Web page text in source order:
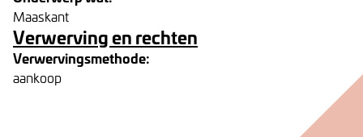
Maaskant
Verwerving en rechten
Verwervingsmethode:
aankoop